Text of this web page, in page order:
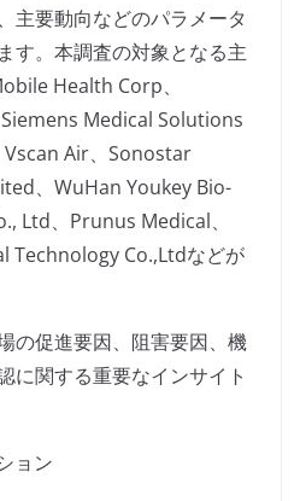
主要動向などのパラメータ
す。本調査の対象となる主
Health Corp、
Medical Solutions
Vscan Air、Sonostar
、WuHan Youkey Bio-
Ltd、Prunus Medical、
Technology Co.,Ltdなどが
の促進要因、阻害要因、機
に関する重要なインサイト
ョン